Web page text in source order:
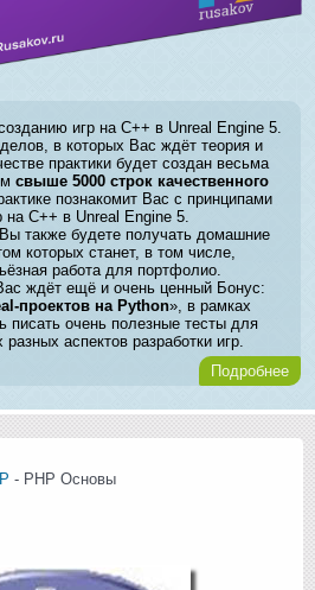
игр на C++ в Unreal Engine 5.
в которых Вас ждёт теория и
практики будет создан весьма
свыше 5000 строк качественного
познакомит Вас с принципами
на C++ в Unreal Engine 5.
также будете получать домашние
которых станет, в том числе,
работа для портфолио.
ждёт ещё и очень ценный Бонус:
проектов на Python», в рамках
писать очень полезные тесты для
аспектов разработки игр.
Подробнее
- PHP Основы